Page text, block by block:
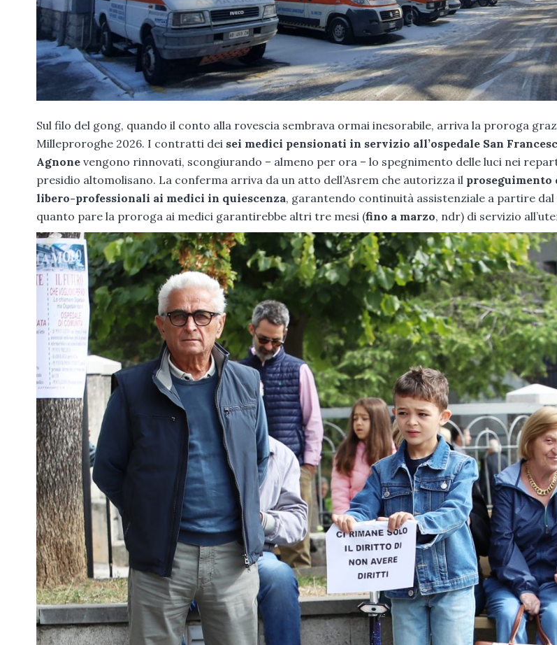
Sul filo del gong, quando il conto alla rovescia sembrava ormai inesorabile, arriva la proroga
Milleproroghe 2026. I contratti dei sei medici pensionati in servizio all’ospedale San
Agnone vengono rinnovati, scongiurando – almeno per ora – lo spegnimento delle luci nei
presidio altomolisano. La conferma arriva da un atto dell’Asrem che autorizza il
libero-professionali ai medici in quiescenza, garantendo continuità assistenziale a partire dal
quanto pare la proroga ai medici garantirebbe altri tre mesi (fino a marzo, ndr) di servizio